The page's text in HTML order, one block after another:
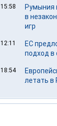
15:58
Румыния
в
игр
12:11
ЕС
подход в
18:54
летать в